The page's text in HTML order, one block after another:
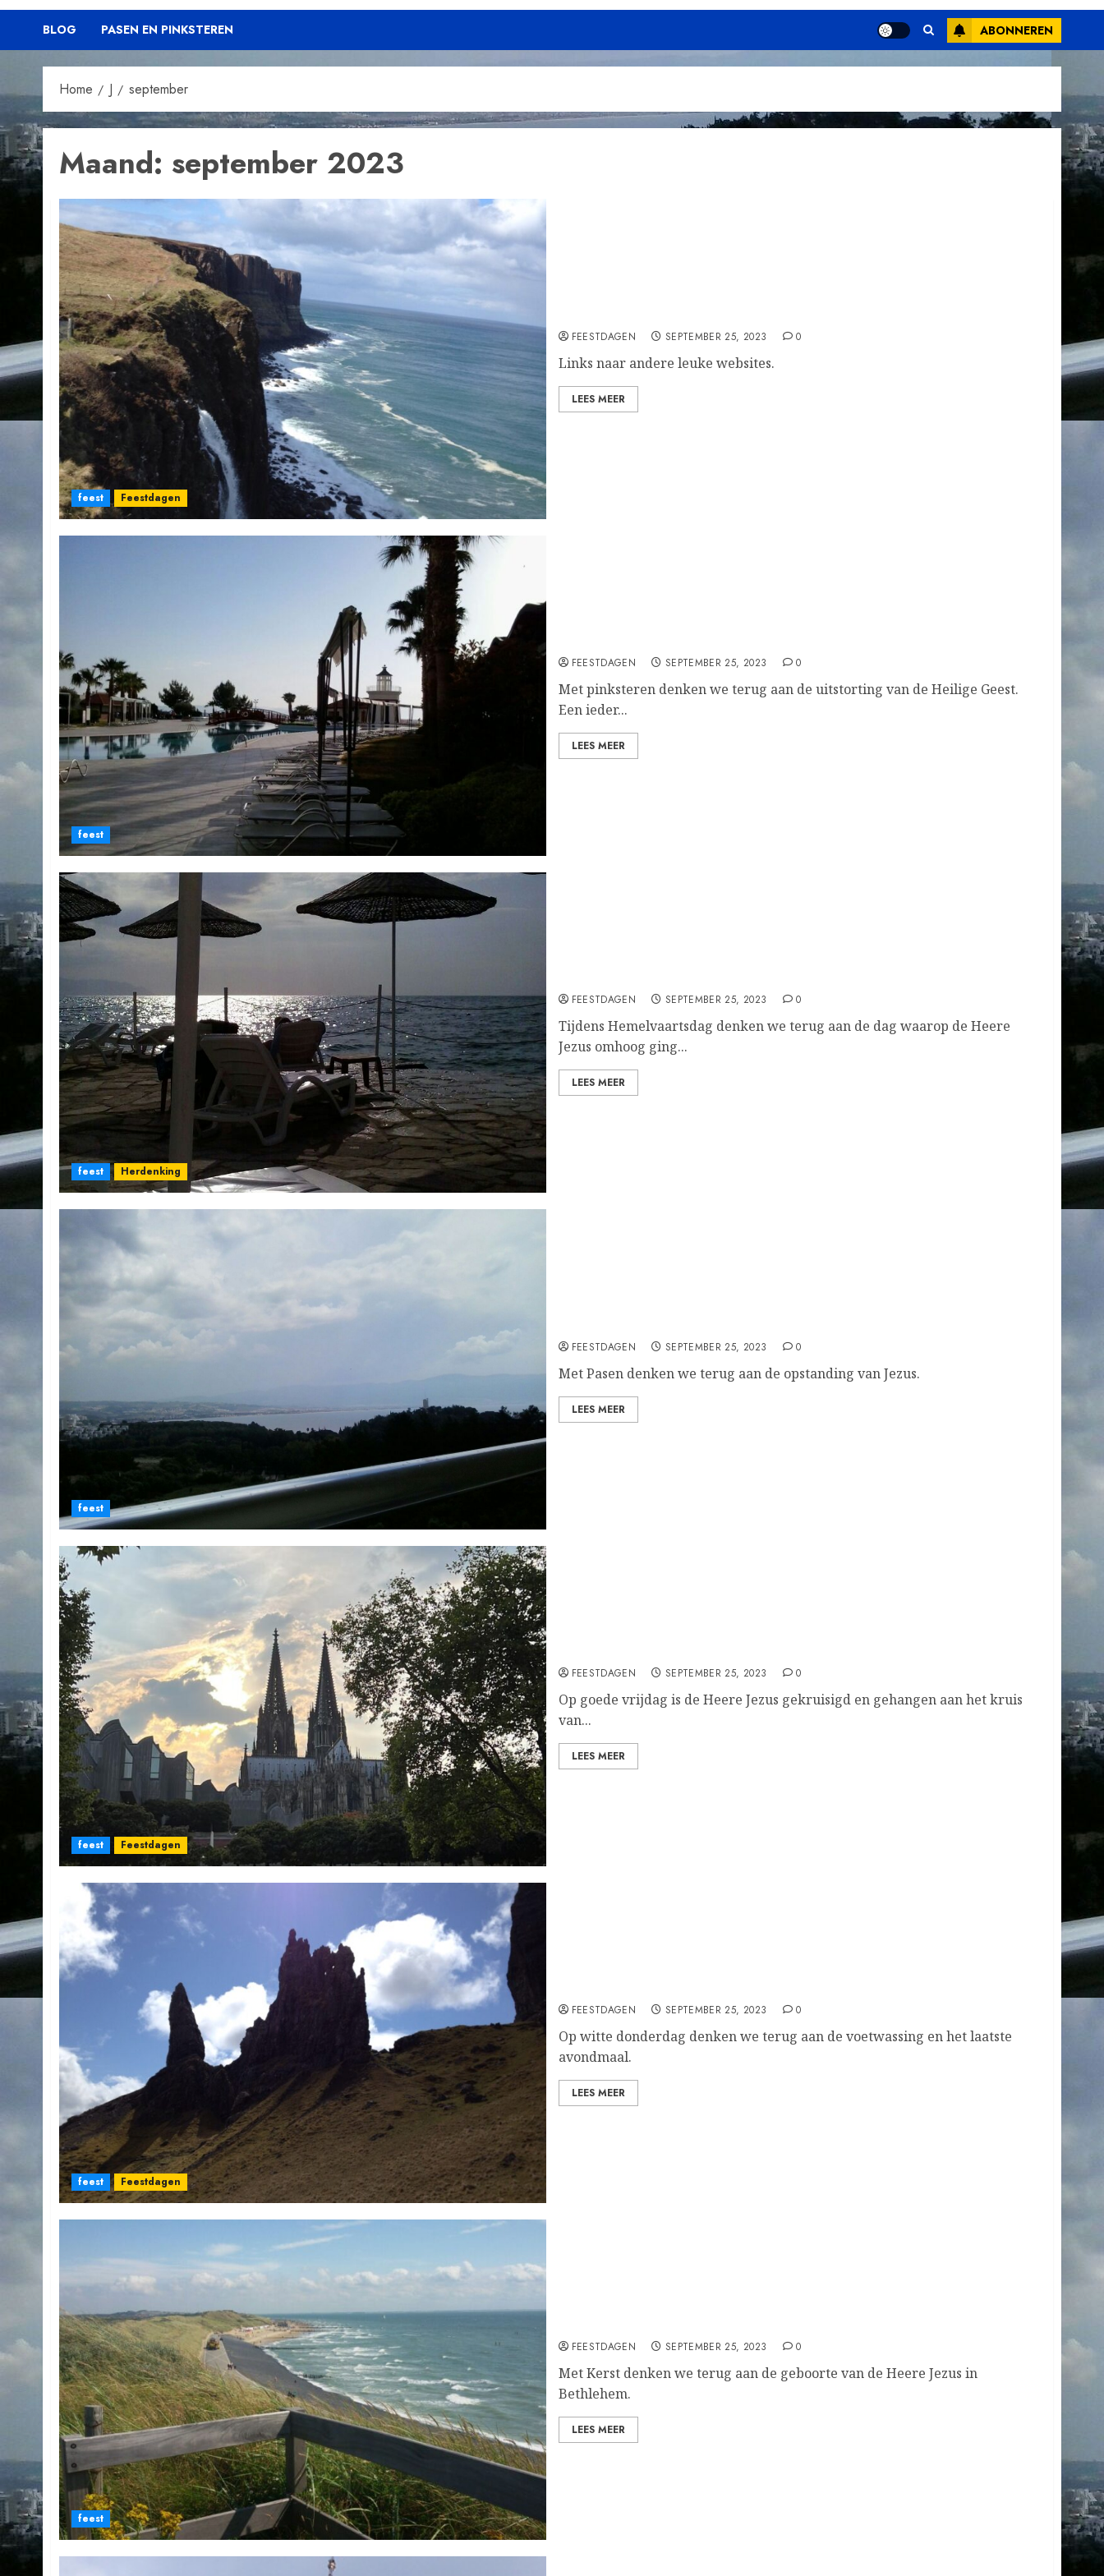
BLOG PASEN EN PINKSTEREN ABONNEREN
Home J september
Maand: september 2023
feest Feestdagen
FEESTDAGEN SEPTEMBER 25, 2023 0
Links naar andere leuke websites.
LEES MEER
feest
FEESTDAGEN SEPTEMBER 25, 2023 0
Met pinksteren denken we terug aan de uitstorting van de Heilige Geest.
Een ieder...
LEES MEER
feest Herdenking
FEESTDAGEN SEPTEMBER 25, 2023 0
Tijdens Hemelvaartsdag denken we terug aan de dag waarop de Heere
Jezus omhoog ging...
LEES MEER
feest
FEESTDAGEN SEPTEMBER 25, 2023 0
Met Pasen denken we terug aan de opstanding van Jezus.
LEES MEER
feest Feestdagen
FEESTDAGEN SEPTEMBER 25, 2023 0
Op goede vrijdag is de Heere Jezus gekruisigd en gehangen aan het kruis
van...
LEES MEER
feest Feestdagen
FEESTDAGEN SEPTEMBER 25, 2023 0
Op witte donderdag denken we terug aan de voetwassing en het laatste
avondmaal.
LEES MEER
feest
FEESTDAGEN SEPTEMBER 25, 2023 0
Met Kerst denken we terug aan de geboorte van de Heere Jezus in
Bethlehem.
LEES MEER